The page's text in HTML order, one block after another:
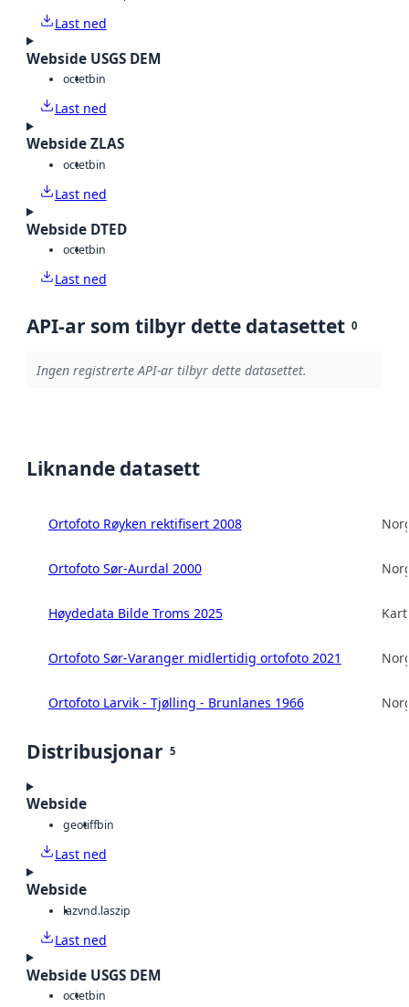
Last ned
Webside USGS DEM
octetbin
Last ned
Webside ZLAS
octetbin
Last ned
Webside DTED
octetbin
Last ned
API-ar som tilbyr dette datasettet 0
Ingen registrerte API-ar tilbyr dette datasettet.
Liknande datasett
Ortofoto Røyken rektifisert 2008
Ortofoto Sør-Aurdal 2000
Høydedata Bilde Troms 2025
Ortofoto Sør-Varanger midlertidig ortofoto 2021
Ortofoto Larvik - Tjølling - Brunlanes 1966
Distribusjonar 5
Webside
geotiffbin
Last ned
Webside
lazvnd.laszip
Last ned
Webside USGS DEM
octetbin